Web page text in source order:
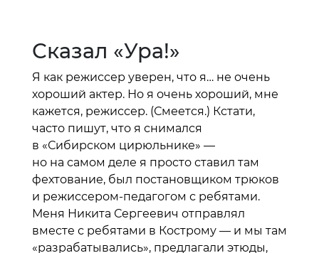
Сказал «Ура!»
Я как режиссер уверен, что я… не очень
хороший актер. Но я очень хороший, мне
кажется, режиссер. (Смеется.) Кстати,
часто пишут, что я снимался
в «Сибирском цирюльнике» —
но на самом деле я просто ставил там
фехтование, был постановщиком трюков
и режиссером-педагогом с ребятами.
Меня Никита Сергеевич отправлял
вместе с ребятами в Кострому — и мы там
«разрабатывались», предлагали этюды,